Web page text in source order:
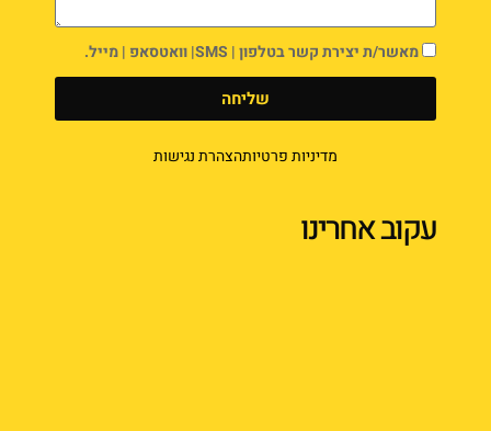
מאשר/ת יצירת קשר בטלפון | SMS| וואטסאפ | מייל.
שליחה
מדיניות פרטיותהצהרת נגישות
עקוב אחרינו